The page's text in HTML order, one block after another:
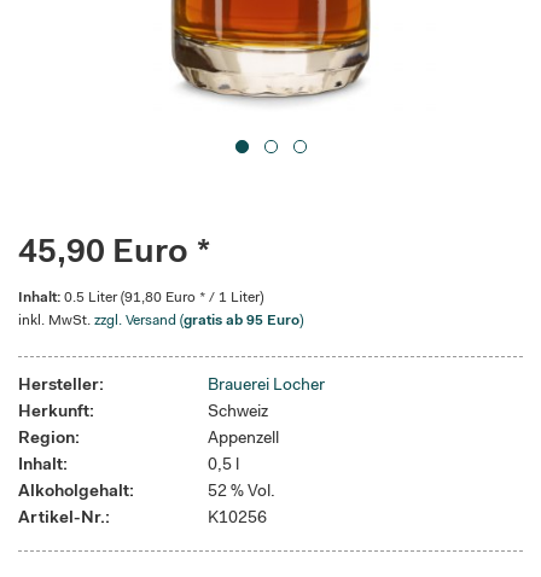
45,90 Euro *
Inhalt: 0.5 Liter (91,80 Euro * / 1 Liter)
inkl. MwSt. zzgl. Versand (gratis ab 95 Euro)
Hersteller:
Brauerei Locher
Herkunft:
Schweiz
Region:
Appenzell
Inhalt:
0,5 l
Alkoholgehalt:
52 % Vol.
Artikel-Nr.:
K10256